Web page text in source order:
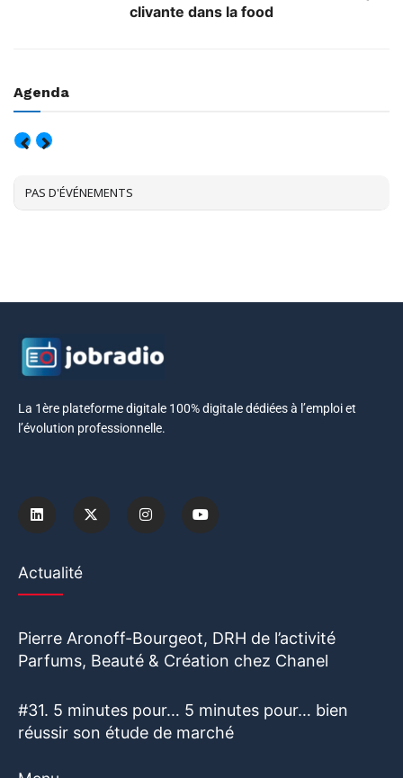
clivante dans la food
Agenda
PAS D'ÉVÉNEMENTS
La 1ère plateforme digitale 100% digitale dédiées à l’emploi et
l’évolution professionnelle.
Actualité
Pierre Aronoff-Bourgeot, DRH de l’activité
Parfums, Beauté & Création chez Chanel
#31. 5 minutes pour… 5 minutes pour… bien
réussir son étude de marché